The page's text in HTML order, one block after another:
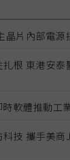
晶片內部電源
根 東港安泰
軟體推動工
技 攜手美